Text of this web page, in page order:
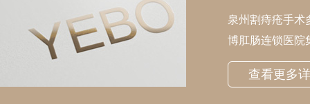
泉州割痔疮手术
博肛肠连锁医院
查看更多